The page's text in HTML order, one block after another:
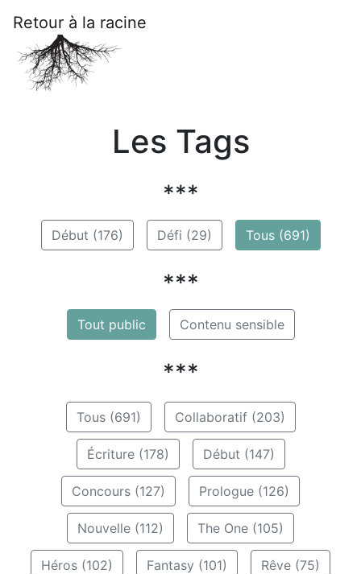
Retour à la racine
Les Tags
***
Début (176) Défi (29) Tous (691)
***
Tout public Contenu sensible
***
Tous (691) Collaboratif (203)
Écriture (178) Début (147)
Concours (127) Prologue (126)
Nouvelle (112) The One (105)
Héros (102) Fantasy (101) Rêve (75)